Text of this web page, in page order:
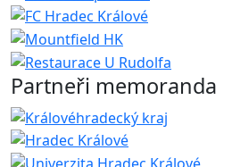
Partneři memoranda